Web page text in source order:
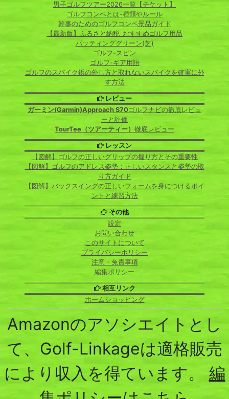
男子ゴルフツアー2026一覧【チケット】
ゴルフコンペとは-種類やルール
幹事のためのゴルフコンペ景品ガイド
【最新版】ふるさと納税_おすすめゴルフ用品
パッティンググリーン(芝)
ゴルフ-スピン
ゴルフ-ギア用語
ゴルフのスパイク鋲の外し方と取れないスパイクを確実に外
す方法
レビュー
ガーミン(Garmin)Approach S70ゴルフナビの徹底レビュ
ーと評価
TourTee（ツアーティー） 徹底レビュー
レッスン
【図解】ゴルフの正しいグリップの握り方とその重要性
【図解】ゴルフのアドレス姿勢：正しいスタンスと姿勢の取
り方ガイド
【図解】バックスイングの正しいフォームを身につけるポイ
ントと練習方法
その他
設定
お問い合わせ
このサイトについて
プライバシーポリシー
注意・免責事項
編集ポリシー
相互リンク
ホームショッピング
Amazonのアソシエイトとし
て、Golf-Linkageは適格販売
により収入を得ています。 編